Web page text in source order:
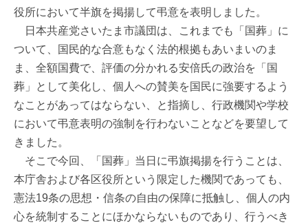
役所において半旗を掲揚して弔意を表明しました。
日本共産党さいたま市議団は、これまでも「国葬」に
ついて、国民的な合意もなく法的根拠もあいまいのま
ま、全額国費で、評価の分かれる安倍氏の政治を「国
葬」として美化し、個人への賛美を国民に強要するよう
なことがあってはならない、と指摘し、行政機関や学校
において弔意表明の強制を行わないことなどを要望して
きました。
そこで今回、「国葬」当日に弔旗掲揚を行うことは、
本庁舎および各区役所という限定した機関であっても、
憲法19条の思想・信条の自由の保障に抵触し、個人の内
心を統制することにほかならないものであり、行うべき